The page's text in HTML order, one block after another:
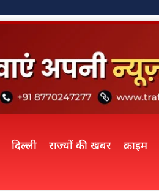
दिल्ली राज्यों की खबर क्राइम